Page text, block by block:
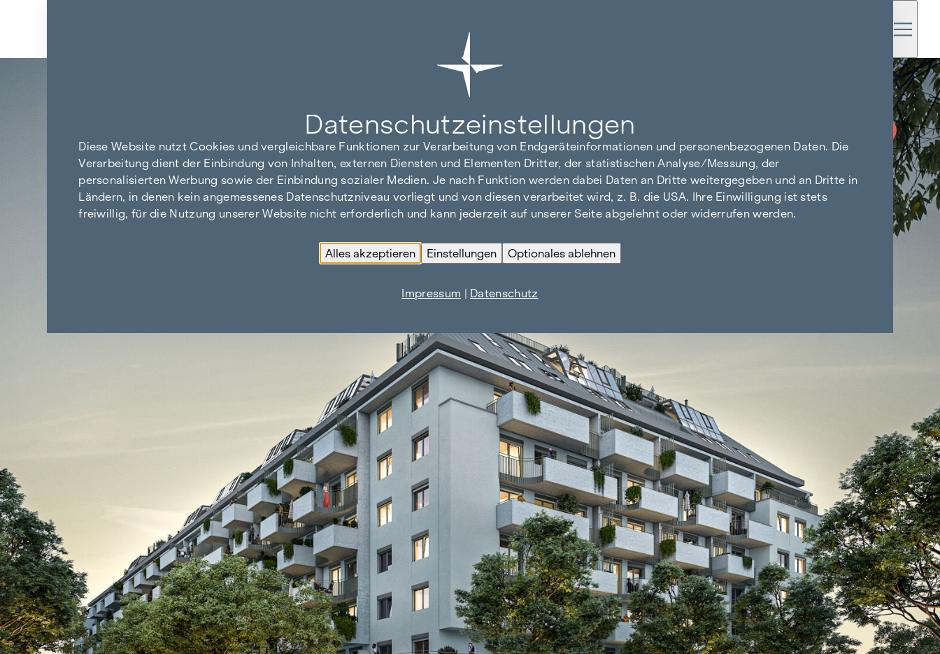
BIS BAUBEGINN
Datenschutz­einstellungen
Diese Website nutzt Cookies und vergleichbare Funktionen zur Verarbeitung von Endgeräteinformationen und personenbezogenen Daten. Die
Verarbeitung dient der Einbindung von Inhalten, externen Diensten und Elementen Dritter, der statistischen Analyse/Messung, der
personalisierten Werbung sowie der Einbindung sozialer Medien. Je nach Funktion werden dabei Daten an Dritte weitergegeben und an Dritte in
Ländern, in denen kein angemessenes Datenschutzniveau vorliegt und von diesen verarbeitet wird, z. B. die USA. Ihre Einwilligung ist stets
freiwillig, für die Nutzung unserer Website nicht erforderlich und kann jederzeit auf unserer Seite abgelehnt oder widerrufen werden.
Alles akzeptieren Einstellungen Optionales ablehnen
Impressum | Datenschutz